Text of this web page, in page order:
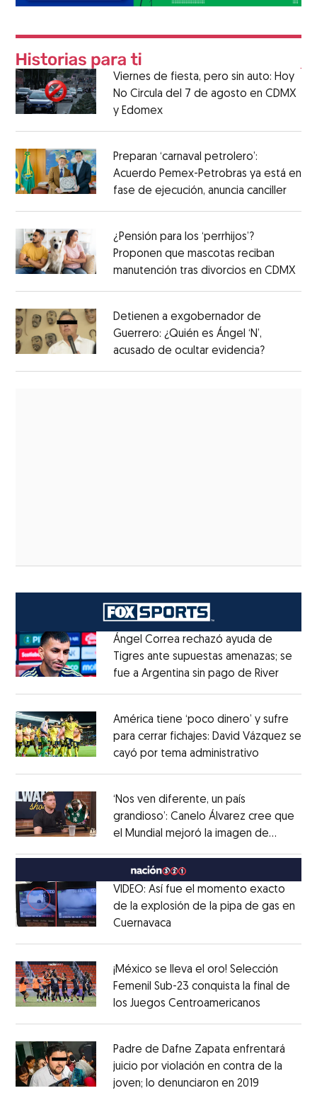
Viernes de fiesta, pero sin auto: Hoy
No Circula del 7 de agosto en CDMX
y Edomex
Preparan ‘carnaval petrolero’:
Acuerdo Pemex-Petrobras ya está en
fase de ejecución, anuncia canciller
¿Pensión para los ‘perrhijos’?
Proponen que mascotas reciban
manutención tras divorcios en CDMX
Detienen a exgobernador de
Guerrero: ¿Quién es Ángel ‘N’,
acusado de ocultar evidencia?
Ángel Correa rechazó ayuda de
Tigres ante supuestas amenazas; se
fue a Argentina sin pago de RiverOpens
América tiene ‘poco dinero’ y sufre
para cerrar fichajes: David Vázquez se
cayó por tema administrativo
‘Nos ven diferente, un país
grandioso’: Canelo Álvarez cree que
el Mundial mejoró la imagen de
MéxicoOpens in new window
VIDEO: Así fue el momento exacto
de la explosión de la pipa de gas en
Cuernavaca
¡México se lleva el oro! Selección
Femenil Sub-23 conquista la final de
los Juegos Centroamericanos
Padre de Dafne Zapata enfrentará
juicio por violación en contra de la
joven; lo denunciaron en 2019